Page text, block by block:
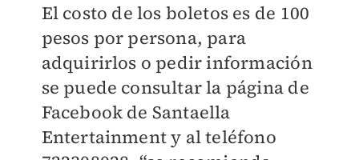
El costo de los boletos es de 100
pesos por persona, para
adquirirlos o pedir información
se puede consultar la página de
Facebook de Santaella
Entertainment y al teléfono